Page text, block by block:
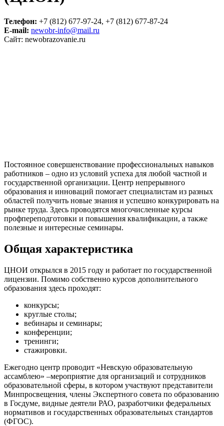
Телефон: +7 (812) 677-97-24, +7 (812) 677-87-24
E-mail: newobr-info@mail.ru
Сайт: newobrazovanie.ru
Постоянное совершенствование профессиональных навыков
работников – одно из условий успеха для любой частной и
государственной организации. Центр непрерывного
образования и инноваций помогает специалистам из разных
областей получить новые знания и успешно конкурировать на
рынке труда. Здесь проводятся многочисленные курсы
профпереподготовки и повышения квалификации, а также
полезные и интересные семинары.
Общая характеристика
ЦНОИ открылся в 2015 году и работает по государственной
лицензии. Помимо собственно курсов дополнительного
образования здесь проходят:
конкурсы;
круглые столы;
вебинары и семинары;
конференции;
тренинги;
стажировки.
Ежегодно центр проводит «Невскую образовательную
ассамблею» –мероприятие для организаций и сотрудников
образовательной сферы, в котором участвуют представители
Минпросвещения, члены Экспертного совета по образованию
в Госдуме, видные деятели РАО, разработчики федеральных
нормативов и государственных образовательных стандартов
(ФГОС).